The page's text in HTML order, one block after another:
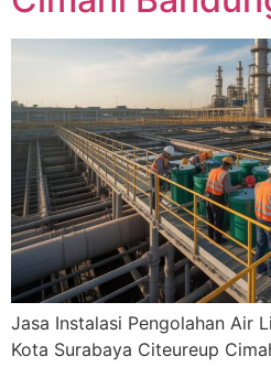
Jasa Instalasi Pengolahan Air
Kota Surabaya Citeureup